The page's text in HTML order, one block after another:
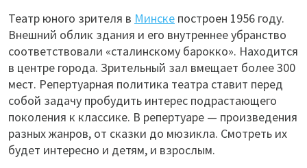
Театр юного зрителя в Минске построен 1956 году.
Внешний облик здания и его внутреннее убранство
соответствовали «сталинскому барокко». Находится
в центре города. Зрительный зал вмещает более 300
мест. Репертуарная политика театра ставит перед
собой задачу пробудить интерес подрастающего
поколения к классике. В репертуаре — произведения
разных жанров, от сказки до мюзикла. Смотреть их
будет интересно и детям, и взрослым.